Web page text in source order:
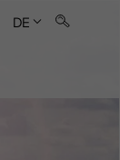
DE